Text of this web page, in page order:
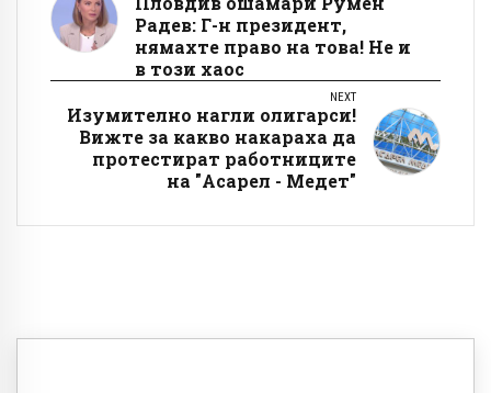
Радев: Г-н президент,
нямахте право на това! Не и
в този хаос
NEXT
Изумително нагли олигарси!
Вижте за какво накараха да
протестират работниците
на "Асарел - Медет"